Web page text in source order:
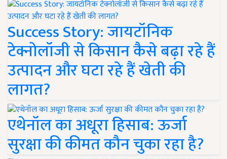
Success Story: जायटॉनिक
टेक्नोलॉजी से किसान कैसे बढ़ा रहे हैं
उत्पादन और घटा रहे हैं खेती की
लागत?
एथेनॉल का अधूरा हिसाब: ऊर्जा
सुरक्षा की कीमत कौन चुका रहा है?